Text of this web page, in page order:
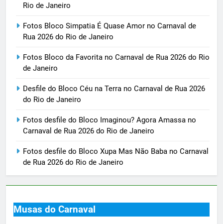
Rio de Janeiro
Fotos Bloco Simpatia É Quase Amor no Carnaval de
Rua 2026 do Rio de Janeiro
Fotos Bloco da Favorita no Carnaval de Rua 2026 do Rio
de Janeiro
Desfile do Bloco Céu na Terra no Carnaval de Rua 2026
do Rio de Janeiro
Fotos desfile do Bloco Imaginou? Agora Amassa no
Carnaval de Rua 2026 do Rio de Janeiro
Fotos desfile do Bloco Xupa Mas Não Baba no Carnaval
de Rua 2026 do Rio de Janeiro
Musas do Carnaval